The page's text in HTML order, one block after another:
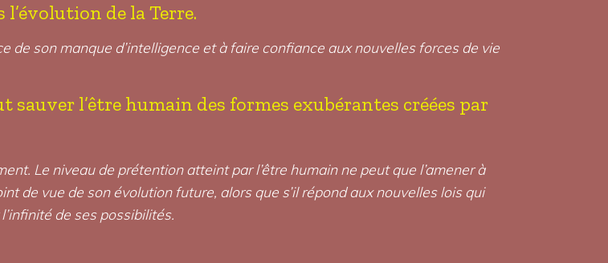
de la Terre.
de son manque d’intelligence et à faire confiance aux nouvelles forces de vie
sauver l’être humain des formes exubérantes créées par
Le niveau de prétention atteint par l’être humain ne peut que l’amener à
de vue de son évolution future, alors que s’il répond aux nouvelles lois qui
de ses possibilités.